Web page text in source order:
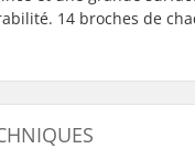
14 broches de